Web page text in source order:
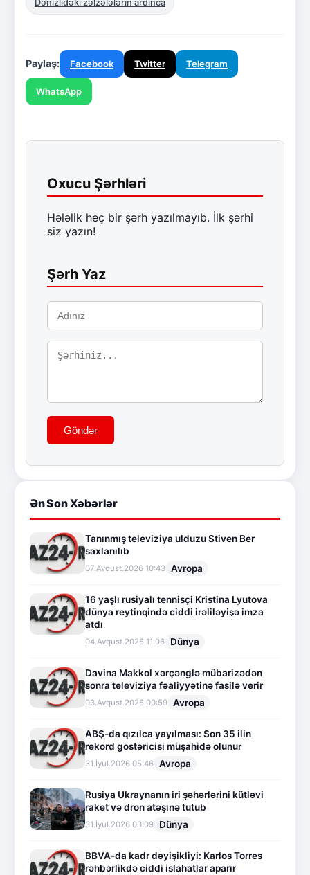
Dənizlidəki zəlzələlərin ardınca
Paylaş: Facebook Twitter Telegram
WhatsApp
Oxucu Şərhləri
Hələlik heç bir şərh yazılmayıb. İlk şərhi
siz yazın!
Şərh Yaz
Göndər
Ən Son Xəbərlər
Tanınmış televiziya ulduzu Stiven Ber
saxlanılıb
07.Avqust.2026 10:43 Avropa
16 yaşlı rusiyalı tennisçi Kristina Lyutova
dünya reytinqində ciddi irəliləyişə imza
atdı
04.Avqust.2026 11:06 Dünya
Davina Makkol xərçənglə mübarizədən
sonra televiziya fəaliyyətinə fasilə verir
03.Avqust.2026 00:59 Avropa
ABŞ-da qızılca yayılması: Son 35 ilin
rekord göstəricisi müşahidə olunur
31.İyul.2026 05:46 Avropa
Rusiya Ukraynanın iri şəhərlərini kütləvi
raket və dron atəşinə tutub
31.İyul.2026 03:09 Dünya
BBVA-da kadr dəyişikliyi: Karlos Torres
rəhbərlikdə ciddi islahatlar aparır